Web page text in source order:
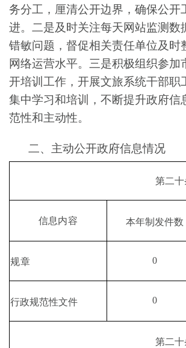
务分工，厘清公开边界，确保公开
进。 二是及时关注每天网站监测数
错敏问题，督促相关责任单位及时
网络运营水平。 三是积极组织参加
开培训工作，开展文旅系统干部职
集中学习和培训，不断提升政府信
范性和主动性。
二、主动公开政府信息情况
第二十
信息内容 本年制发件数
规章 0
行政规范性文件 0
第二十